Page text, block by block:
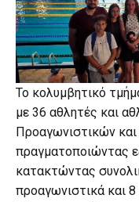
Το κολυμβητικό
με 36 αθλητές και
Προαγωνιστικών
πραγματοποιώντας
κατακτώντας
προαγωνιστικά και